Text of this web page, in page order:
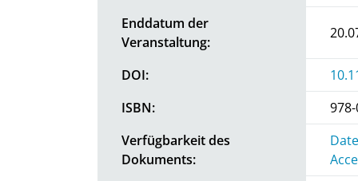
Enddatum der
Veranstaltung:
DOI:
ISBN:
Verfügbarkeit des
Dokuments: